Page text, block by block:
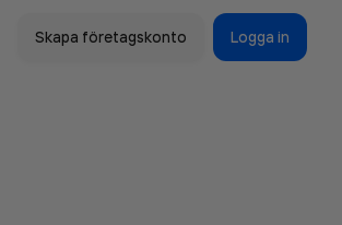
Skapa företagskonto Logga in